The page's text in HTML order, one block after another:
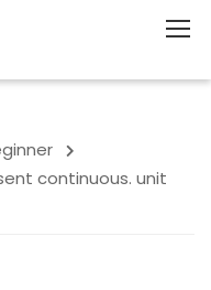
continuous. unit